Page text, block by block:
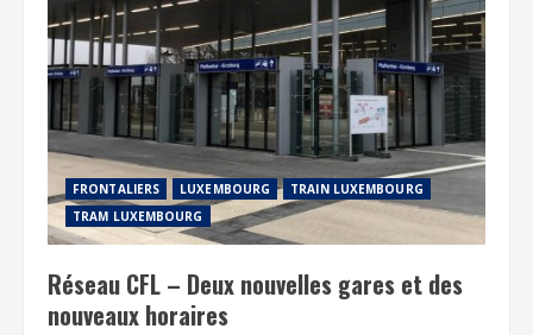
FRONTALIERS LUXEMBOURG
TRAIN LUXEMBOURG
TRAM LUXEMBOURG
Réseau CFL – Deux nouvelles gares et des
nouveaux horaires